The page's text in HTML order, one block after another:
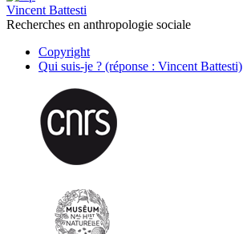
Vincent Battesti
Recherches en anthropologie sociale
Copyright
Qui suis-je ? (réponse : Vincent Battesti)